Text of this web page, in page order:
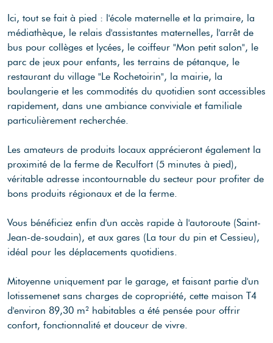
Ici, tout se fait à pied : l'école maternelle et la primaire, la
médiathèque, le relais d'assistantes maternelles, l'arrêt de
bus pour collèges et lycées, le coiffeur "Mon petit salon", le
parc de jeux pour enfants, les terrains de pétanque, le
restaurant du village "Le Rochetoirin", la mairie, la
boulangerie et les commodités du quotidien sont accessibles
rapidement, dans une ambiance conviviale et familiale
particulièrement recherchée.
Les amateurs de produits locaux apprécieront également la
proximité de la ferme de Reculfort (5 minutes à pied),
véritable adresse incontournable du secteur pour profiter de
bons produits régionaux et de la ferme.
Vous bénéficiez enfin d'un accès rapide à l'autoroute (Saint-
Jean-de-soudain), et aux gares (La tour du pin et Cessieu),
idéal pour les déplacements quotidiens.
Mitoyenne uniquement par le garage, et faisant partie d'un
lotissemenet sans charges de copropriété, cette maison T4
d'environ 89,30 m² habitables a été pensée pour offrir
confort, fonctionnalité et douceur de vivre.